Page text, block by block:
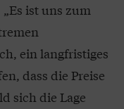
ist uns zum
ein langfristiges
dass die Preise
sich die Lage